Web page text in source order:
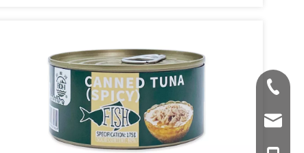
+86-335-